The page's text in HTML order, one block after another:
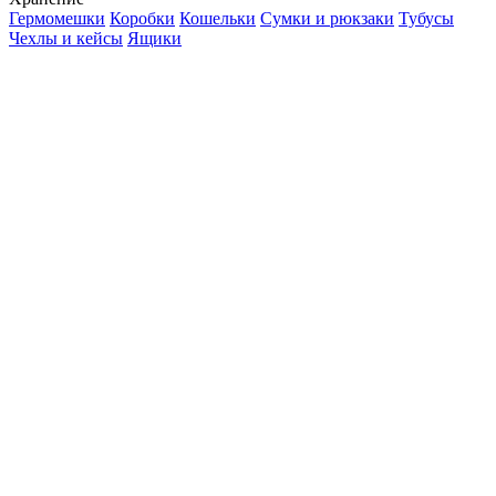
Гермомешки Коробки Кошельки Сумки и рюкзаки Тубусы
Чехлы и кейсы Ящики